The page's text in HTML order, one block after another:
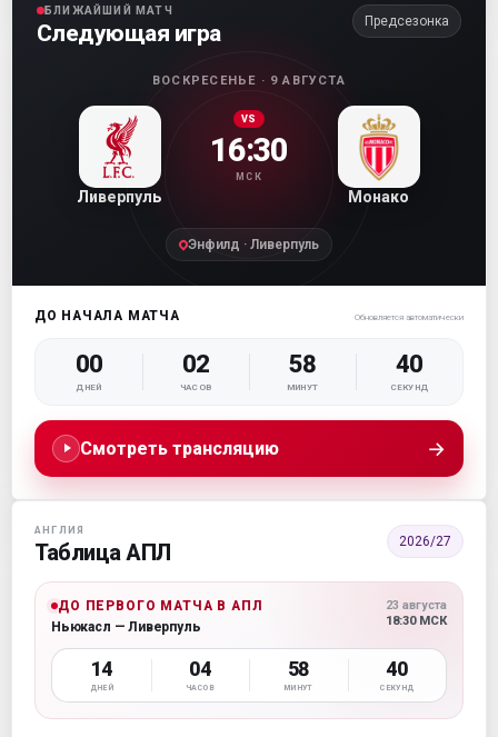
БЛИЖАЙШИЙ МАТЧ
Следующая игра Предсезонка
ВОСКРЕСЕНЬЕ · 9 АВГУСТА
Ливерпуль
VS
16:30
МСК
Монако
Энфилд · Ливерпуль
ДО НАЧАЛА МАТЧА Обновляется автоматически
00
ДНЕЙ
02
ЧАСОВ
58
МИНУТ
40
СЕКУНД
Смотреть трансляцию →
АНГЛИЯ
Таблица АПЛ 2026/27
ДО ПЕРВОГО МАТЧА В АПЛ
Ньюкасл — Ливерпуль
23 августа
18:30 МСК
14
ДНЕЙ
04
ЧАСОВ
58
МИНУТ
40
СЕКУНД